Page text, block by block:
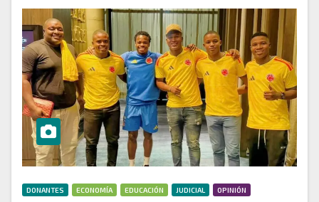
DONANTES ECONOMÍA EDUCACIÓN JUDICIAL OPINIÓN